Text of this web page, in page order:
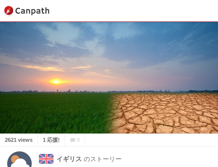
2621 views 1 応援! 0
イギリス のストーリー